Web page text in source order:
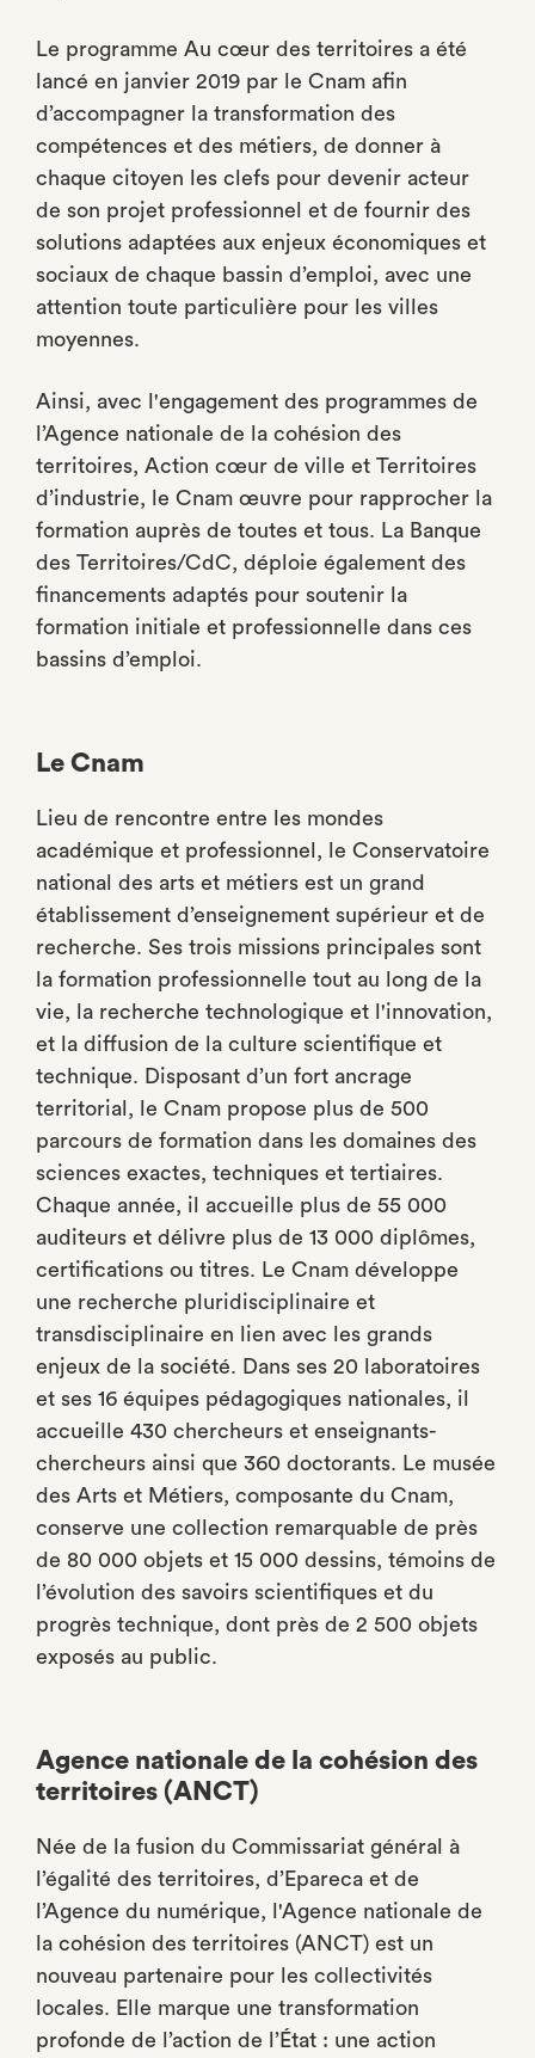
Le programme Au cœur des territoires a été
lancé en janvier 2019 par le Cnam afin
d’accompagner la transformation des
compétences et des métiers, de donner à
chaque citoyen les clefs pour devenir acteur
de son projet professionnel et de fournir des
solutions adaptées aux enjeux économiques et
sociaux de chaque bassin d’emploi, avec une
attention toute particulière pour les villes
moyennes.
Ainsi, avec l'engagement des programmes de
l’Agence nationale de la cohésion des
territoires, Action cœur de ville et Territoires
d’industrie, le Cnam œuvre pour rapprocher la
formation auprès de toutes et tous. La Banque
des Territoires/CdC, déploie également des
financements adaptés pour soutenir la
formation initiale et professionnelle dans ces
bassins d’emploi.
Le Cnam
Lieu de rencontre entre les mondes
académique et professionnel, le Conservatoire
national des arts et métiers est un grand
établissement d’enseignement supérieur et de
recherche. Ses trois missions principales sont
la formation professionnelle tout au long de la
vie, la recherche technologique et l'innovation,
et la diffusion de la culture scientifique et
technique. Disposant d’un fort ancrage
territorial, le Cnam propose plus de 500
parcours de formation dans les domaines des
sciences exactes, techniques et tertiaires.
Chaque année, il accueille plus de 55 000
auditeurs et délivre plus de 13 000 diplômes,
certifications ou titres. Le Cnam développe
une recherche pluridisciplinaire et
transdisciplinaire en lien avec les grands
enjeux de la société. Dans ses 20 laboratoires
et ses 16 équipes pédagogiques nationales, il
accueille 430 chercheurs et enseignants-
chercheurs ainsi que 360 doctorants. Le musée
des Arts et Métiers, composante du Cnam,
conserve une collection remarquable de près
de 80 000 objets et 15 000 dessins, témoins de
l’évolution des savoirs scientifiques et du
progrès technique, dont près de 2 500 objets
exposés au public.
Agence nationale de la cohésion des
territoires (ANCT)
Née de la fusion du Commissariat général à
l’égalité des territoires, d’Epareca et de
l’Agence du numérique, l'Agence nationale de
la cohésion des territoires (ANCT) est un
nouveau partenaire pour les collectivités
locales. Elle marque une transformation
profonde de l’action de l’État : une action